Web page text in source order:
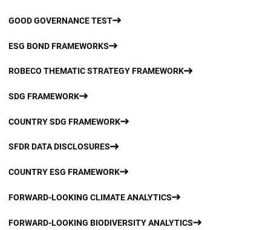
GOOD GOVERNANCE TEST
ESG BOND FRAMEWORKS
ROBECO THEMATIC STRATEGY FRAMEWORK
SDG FRAMEWORK
COUNTRY SDG FRAMEWORK
SFDR DATA DISCLOSURES
COUNTRY ESG FRAMEWORK
FORWARD-LOOKING CLIMATE ANALYTICS
FORWARD-LOOKING BIODIVERSITY ANALYTICS